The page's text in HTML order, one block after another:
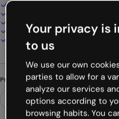
Design interativo e animado
Adicione áudio, vídeo e multimídia
Apresente, compartilhe ou
Baixe em PDF, MP4 e outros
Procurando algo diferente?
Your privacy is
to us
We use our own
parties to allow for a
analyze our services
options according to
browsing habits. You